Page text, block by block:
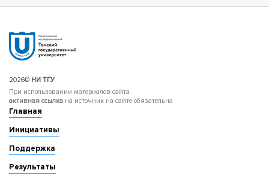
2026© НИ ТГУ
При использовании материалов сайта
активная ссылка на источник на сайте обязательна
Главная
Инициативы
Поддержка
Результаты